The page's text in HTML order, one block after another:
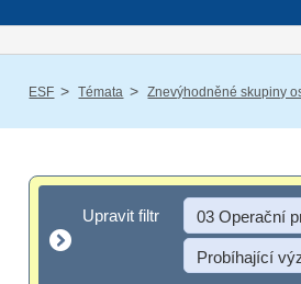
ESF / Témata / Znevýhodněné skupiny
Upravit filtr
Upravit filtr 03 Operační
Probíhající